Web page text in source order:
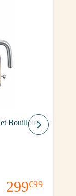
Bouilloire
299€99